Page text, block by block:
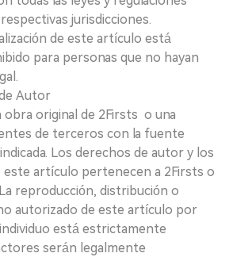
jurisdicciones.
de este artículo está
para personas que no hayan
Autor
obra original de 2Firsts o una
de terceros con la fuente
Los derechos de autor y los
este artículo pertenecen a 2Firsts o
reproducción, distribución o
autorizado de este artículo por
está estrictamente
serán legalmente